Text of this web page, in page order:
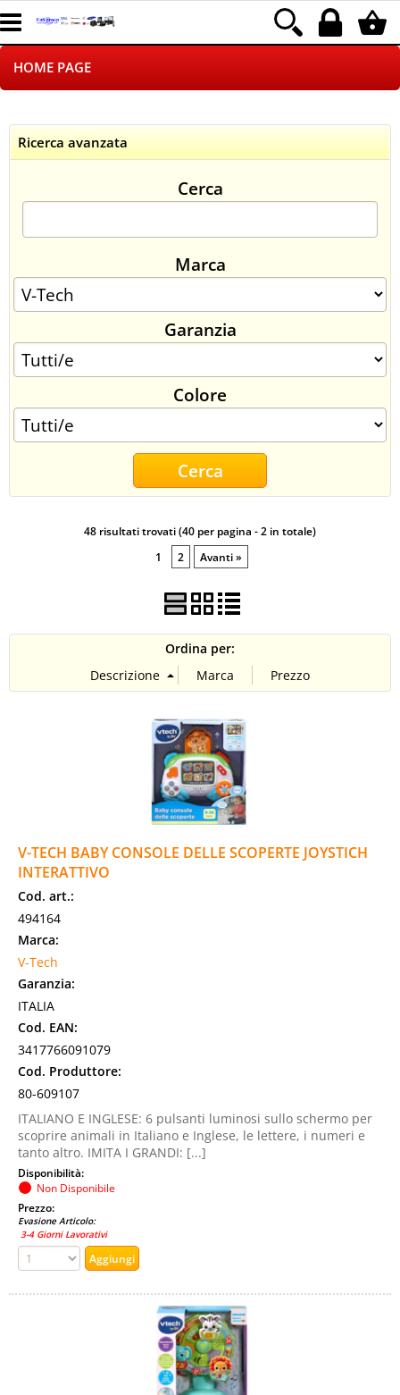
HOME PAGE
LOGISTICA
NEGOZI ON LINE
SINCRONIZZATI CON NOI
SPEDIZIONI
CONTATTI
Ricerca avanzata
Cerca
Marca
Garanzia
Colore
48 risultati trovati (40 per pagina - 2 in totale)
1
2 Avanti »
Ordina per:
V-TECH BABY CONSOLE DELLE SCOPERTE JOYSTICH
INTERATTIVO
Cod. art.:
494164
Marca:
V-Tech
Garanzia:
ITALIA
Cod. EAN:
3417766091079
Cod. Produttore:
80-609107
ITALIANO E INGLESE: 6 pulsanti luminosi sullo schermo per
scoprire animali in Italiano e Inglese, le lettere, i numeri e
tanto altro. IMITA I GRANDI: [...]
Disponibilità:
Non Disponibile
Prezzo:
Evasione Articolo:
3-4 Giorni Lavorativi